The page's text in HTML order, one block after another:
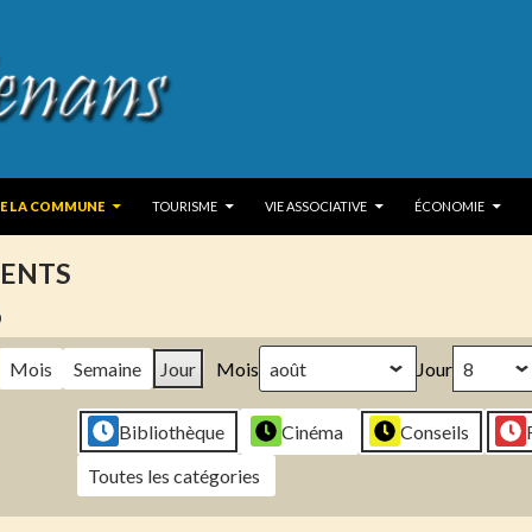
LA COMMUNE
TOURISME VIE ASSOCIATIVE ÉCONOMIE
Mois Semaine Jour Mois Jour
Bibliothèque Cinéma Conseils
Toutes les catégories